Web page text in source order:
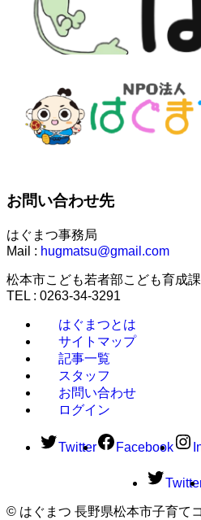
お問い合わせ先
はぐまつ事務局
Mail : hugmatsu@gmail.com
松本市こども若者部こども育成課
TEL : 0263-34-3291
はぐまつとは
サイトマップ
記事一覧
スタッフ
お問い合わせ
ログイン
Twitter Facebook
© はぐまつ 長野県松本市子育て